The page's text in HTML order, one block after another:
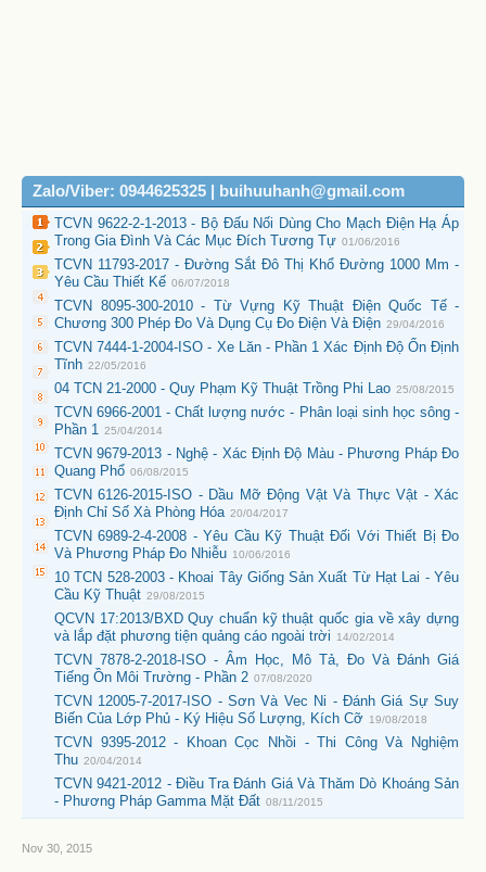
Zalo/Viber: 0944625325 | buihuuhanh@gmail.com
TCVN 9622-2-1-2013 - Bộ Đấu Nối Dùng Cho Mạch Điện Hạ Áp
Trong Gia Đình Và Các Mục Đích Tương Tự 01/06/2016
TCVN 11793-2017 - Đường Sắt Đô Thị Khổ Đường 1000 Mm -
Yêu Cầu Thiết Kế 06/07/2018
TCVN 8095-300-2010 - Từ Vựng Kỹ Thuật Điện Quốc Tế -
Chương 300 Phép Đo Và Dụng Cụ Đo Điện Và Điện 29/04/2016
TCVN 7444-1-2004-ISO - Xe Lăn - Phần 1 Xác Định Độ Ổn Định
Tĩnh 22/05/2016
04 TCN 21-2000 - Quy Phạm Kỹ Thuật Trồng Phi Lao 25/08/2015
TCVN 6966-2001 - Chất lượng nước - Phân loại sinh học sông -
Phần 1
25/04/2014
TCVN 9679-2013 - Nghệ - Xác Định Độ Màu - Phương Pháp Đo
Quang Phổ 06/08/2015
TCVN 6126-2015-ISO - Dầu Mỡ Động Vật Và Thực Vật - Xác
Định Chỉ Số Xà Phòng Hóa 20/04/2017
TCVN 6989-2-4-2008 - Yêu Cầu Kỹ Thuật Đối Với Thiết Bị Đo
Và Phương Pháp Đo Nhiễu 10/06/2016
10 TCN 528-2003 - Khoai Tây Giống Sản Xuất Từ Hạt Lai - Yêu
Cầu Kỹ Thuật 29/08/2015
QCVN 17:2013/BXD Quy chuẩn kỹ thuật quốc gia về xây dựng
và lắp đặt phương tiện quảng cáo ngoài trời
14/02/2014
TCVN 7878-2-2018-ISO - Âm Học, Mô Tả, Đo Và Đánh Giá
Tiếng Ồn Môi Trường - Phần 2 07/08/2020
TCVN 12005-7-2017-ISO - Sơn Và Vec Ni - Đánh Giá Sự Suy
Biến Của Lớp Phủ - Ký Hiệu Số Lượng, Kích Cỡ 19/08/2018
TCVN 9395-2012 - Khoan Cọc Nhồi - Thi Công Và Nghiệm
Thu 20/04/2014
TCVN 9421-2012 - Điều Tra Đánh Giá Và Thăm Dò Khoáng Sản
- Phương Pháp Gamma Mặt Đất 08/11/2015
Nov 30, 2015